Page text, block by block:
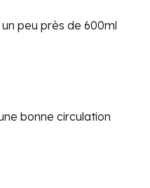
peu près de 600ml
bonne circulation